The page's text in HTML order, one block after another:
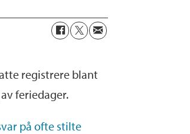
registrere blant
feriedager.
på ofte stilte